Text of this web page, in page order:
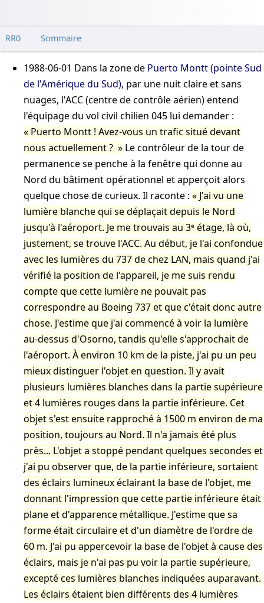
RR0 Sommaire
1988-06-01 Dans la zone de Puerto Montt (pointe Sud
de l'Amérique du Sud), par une nuit claire et sans
nuages, l'ACC (centre de contrôle aérien) entend
l'équipage du vol civil chilien 045 lui demander :
Puerto Montt ! Avez-vous un trafic situé devant
nous actuellement ?
Le contrôleur de la tour de
permanence se penche à la fenêtre qui donne au
Nord du bâtiment opérationnel et apperçoit alors
quelque chose de curieux. Il raconte :
J'ai vu une
lumière blanche qui se déplaçait depuis le Nord
jusqu'à l'aéroport. Je me trouvais au 3ᵉ étage, là où,
justement, se trouve l'ACC. Au début, je l'ai confondue
avec les lumières du 737 de chez LAN, mais quand j'ai
vérifié la position de l'appareil, je me suis rendu
compte que cette lumière ne pouvait pas
correspondre au Boeing 737 et que c'était donc autre
chose. J'estime que j'ai commencé à voir la lumière
au-dessus d'Osorno, tandis qu'elle s'approchait de
l'aéroport. À environ 10 km de la piste, j'ai pu un peu
mieux distinguer l'objet en question. Il y avait
plusieurs lumières blanches dans la partie supérieure
et 4 lumières rouges dans la partie inférieure. Cet
objet s'est ensuite rapproché à 1500 m environ de ma
position, toujours au Nord. Il n'a jamais été plus
près... L'objet a stoppé pendant quelques secondes et
j'ai pu observer que, de la partie inférieure, sortaient
des éclairs lumineux éclairant la base de l'objet, me
donnant l'impression que cette partie inférieure était
plane et d'apparence métallique. J'estime que sa
forme était circulaire et d'un diamètre de l'ordre de
60 m. J'ai pu appercevoir la base de l'objet à cause des
éclairs, mais je n'ai pas pu voir la partie supérieure,
excepté ces lumières blanches indiquées auparavant.
Les éclairs étaient bien différents des 4 lumières